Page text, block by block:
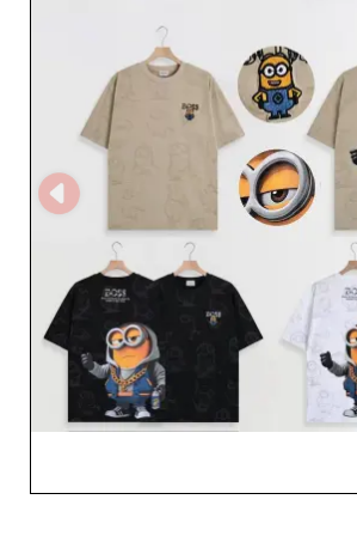
обеспечивая удобное и выгодное
Ритейлеры выигрывают от их
последним трендам и при этом
качественные товары — ключ к
требовательной аудитории. На протяжении многих
лет Mentex Homme зарекомендовал
ключевой игрок в мужской моде
к деталям и современному видению.
этим оптовиком гарантирует не
продукты, но и привлекательные
выделенную коммерческую
оптимизировать маржу и увеличить
Доверьтесь Mentex Homme, чтобы
предложение мужской моды на новый
воспользуйтесь сотрудничеством,
вам рост и успех в постоянно